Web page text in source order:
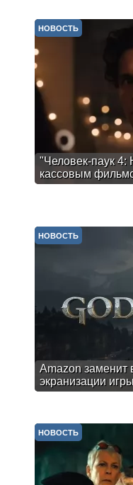
"Человек-паук
кассовым
НОВОСТЬ
Amazon заменит
экранизации
НОВОСТЬ
НОВОСТЬ